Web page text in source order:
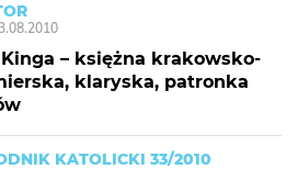
– księżna krakowsko-
klaryska, patronka
KATOLICKI 33/2010